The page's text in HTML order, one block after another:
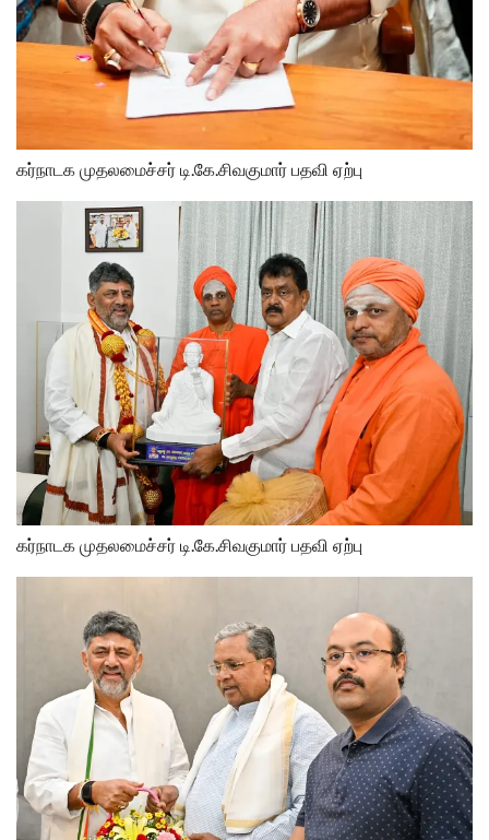
கர்நாடக முதலமைச்சர் டி.கே.சிவகுமார் பதவி ஏற்பு
கர்நாடக முதலமைச்சர் டி.கே.சிவகுமார் பதவி ஏற்பு